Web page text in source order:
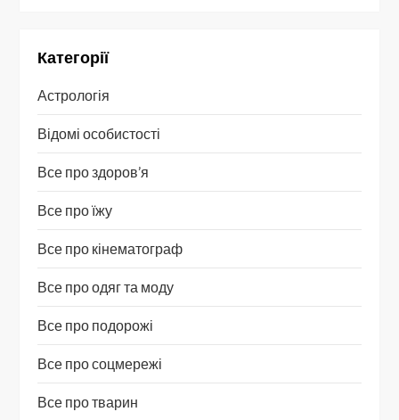
Категорії
Астрологія
Відомі особистості
Все про здоров’я
Все про їжу
Все про кінематограф
Все про одяг та моду
Все про подорожі
Все про соцмережі
Все про тварин